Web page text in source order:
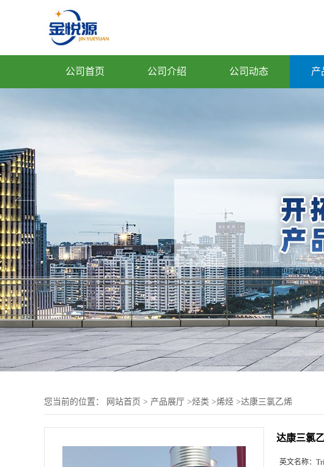
公司首页 公司介绍 公司动态 产
您当前的位置： 网站首页 > 产品展厅 >烃类 >烯烃 >达康三氯乙烯
达康三氯
英文名称：